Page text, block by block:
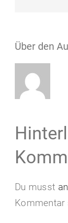
Über den
Du musst
Kommentar